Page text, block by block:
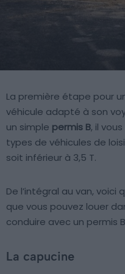
La première étape pour
véhicule adapté à son
un simple permis B, il
types de véhicules de
soit inférieur à 3,5 T.
De l’intégral au van,
que vous pouvez louer
conduire avec un permis
La capucine